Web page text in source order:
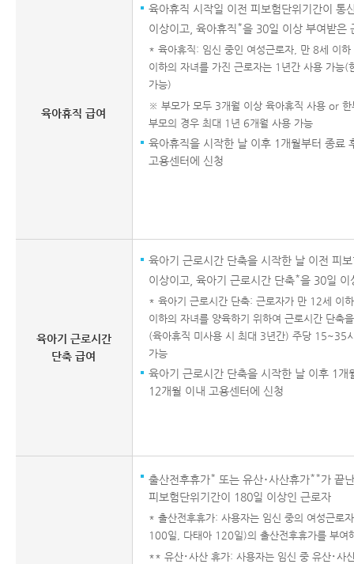
육아휴직 급여
육아휴직 시작일 이전 피보험단위기간이 통
이상이고, 육아휴직*을 30일 이상 부여받은
* 육아휴직: 임신 중인 여성근로자, 만 8세 이
이하의 자녀를 가진 근로자는 1년간 사용 가능(
가능)
※ 부모가 모두 3개월 이상 육아휴직 사용 or
부모의 경우 최대 1년 6개월 사용 가능
육아휴직을 시작한 날 이후 1개월부터 종료
고용센터에 신청
육아기 근로시간
단축 급여
육아기 근로시간 단축을 시작한 날 이전 피
이상이고, 육아기 근로시간 단축*을 30일 이
* 육아기 근로시간 단축: 근로자가 만 12세 이
이하의 자녀를 양육하기 위하여 근로시간 단축
(육아휴직 미사용 시 최대 3년간) 주당 15~35
가능
육아기 근로시간 단축을 시작한 날 이후 1개
12개월 이내 고용센터에 신청
출산전후휴가* 또는 유산･사산휴가**가 끝
피보험단위기간이 180일 이상인 근로자
* 출산전후휴가: 사용자는 임신 중의 여성근로
100일, 다태아 120일)의 출산전후휴가를 부여
** 유산･사산 휴가: 사용자는 임신 중 유산･사